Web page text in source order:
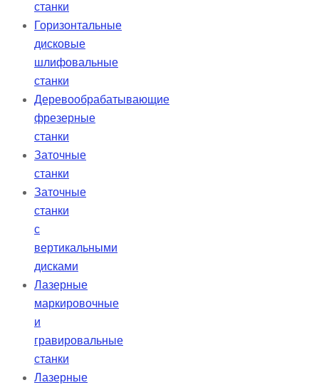
станки
Горизонтальные
дисковые
шлифовальные
станки
Деревообрабатывающие
фрезерные
станки
Заточные
станки
Заточные
станки
с
вертикальными
дисками
Лазерные
маркировочные
и
гравировальные
станки
Лазерные